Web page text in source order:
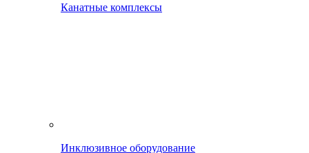
Канатные комплексы
Инклюзивное оборудование